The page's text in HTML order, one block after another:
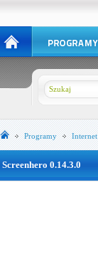
Programy Internet
Screenhero 0.14.3.0